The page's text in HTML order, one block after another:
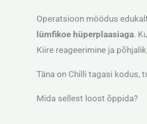
Operatsioon möödus
lümfikoe hüperplaasiaga.
Kiire reageerimine ja
Täna on Chilli tagasi kodus,
Mida sellest loost õppida?